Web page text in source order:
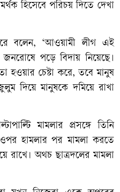
হিসেবে পরিচয় দিতে দেখা
বলেন, ‘আওয়ামী লীগ এই
জনরোষে পড়ে বিদায় নিয়েছে।
হওয়ার চেষ্টা করে, তবে মানুষ
দিয়ে মানুষকে দমিয়ে রাখা
মামলার প্রসঙ্গে তিনি
হামলার পর মামলা করতে
রাখে। অথচ ছাত্রদলের মামলা